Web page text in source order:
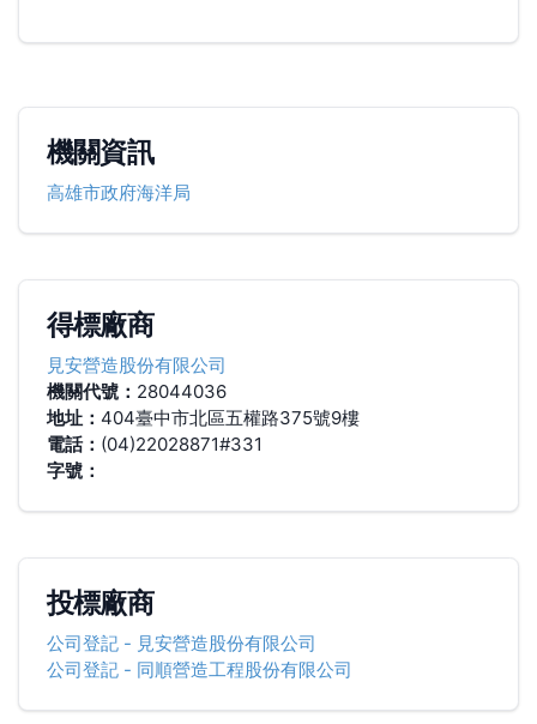
機關資訊
高雄市政府海洋局
得標廠商
見安營造股份有限公司
機關代號： 28044036
地址： 404臺中市北區五權路375號9樓
電話： (04)22028871#331
字號：
投標廠商
公司登記- 見安營造股份有限公司
公司登記- 同順營造工程股份有限公司